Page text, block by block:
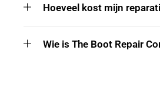
Hoeveel kost mijn
Wie is The Boot Repair